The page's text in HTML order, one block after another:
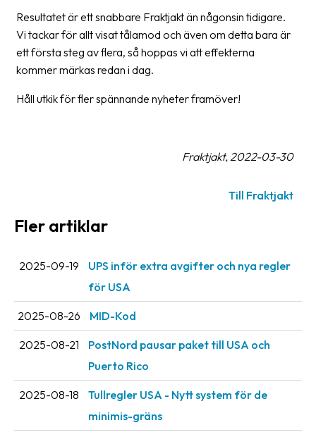
Medarbetare
Jobb
&
Allmänna
Integritet
Förbjudet
och
farligt
innehåll
Resultatet är ett snabbare Fraktjakt än någonsin tidigare.
Vi tackar för allt visat tålamod och även om detta bara är
ett första steg av flera, så hoppas vi att effekterna
kommer märkas redan i dag.
Håll utkik för fler spännande nyheter framöver!
Fraktjakt, 2022-03-30
Till Fraktjakt
Fler artiklar
2025-09-19
UPS inför extra avgifter och nya regler
för USA
2025-08-26 MID-Kod
2025-08-21
PostNord pausar paket till USA och
Puerto Rico
2025-08-18
Tullregler USA - Nytt system för de
minimis-gräns